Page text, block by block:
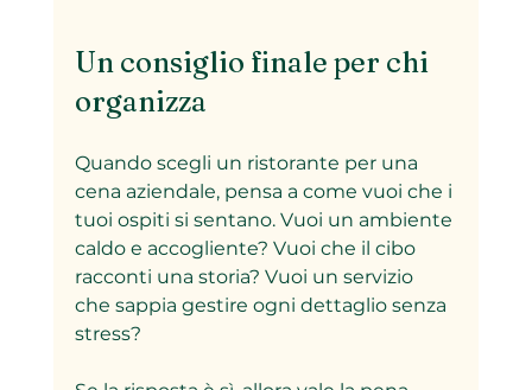
Un consiglio finale per chi
organizza
Quando scegli un ristorante per una
cena aziendale, pensa a come vuoi che i
tuoi ospiti si sentano. Vuoi un ambiente
caldo e accogliente? Vuoi che il cibo
racconti una storia? Vuoi un servizio
che sappia gestire ogni dettaglio senza
stress?